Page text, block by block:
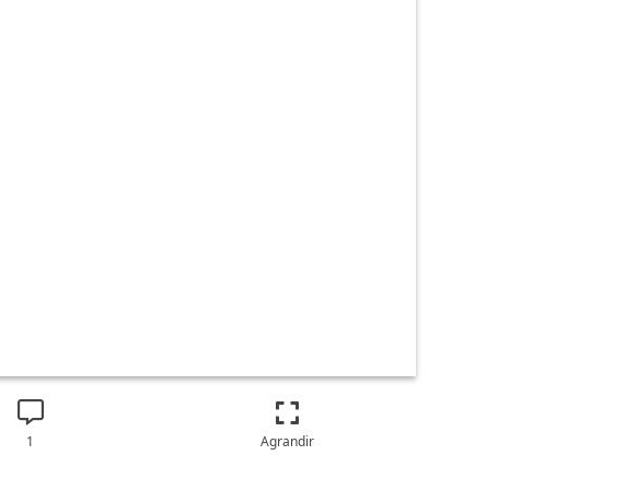
1 Agrandir